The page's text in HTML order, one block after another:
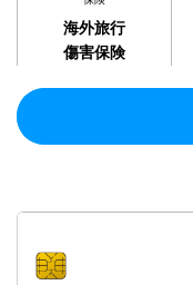
海外旅行
傷害保険